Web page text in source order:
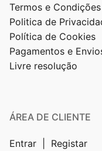
Termos e Condições
Politica de
Política de Cookies
Pagamentos e
Livre resolução
ÁREA DE CLIENTE
Entrar | Registar